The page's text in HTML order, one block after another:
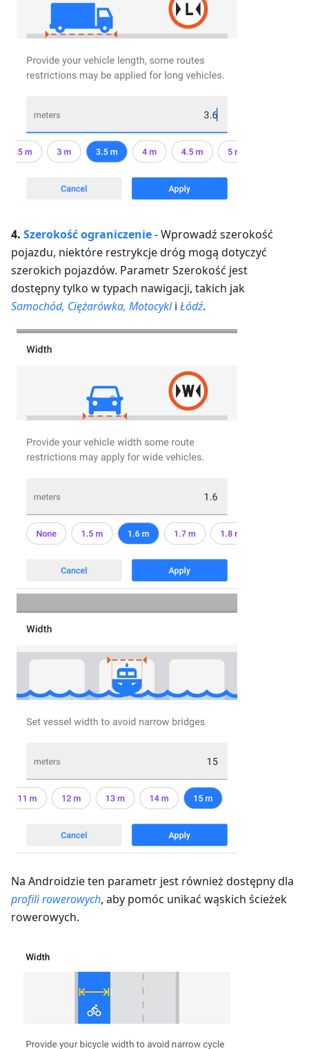
4. Szerokośćograniczenie-Wprowadź szerokość
pojazdu, niektóre restrykcje dróg mogą dotyczyć
szerokich pojazdów. Parametr Szerokość jest
dostępny tylko w typach nawigacji, takich jak
Samochód, Ciężarówka, Motocykli Łódź.
Na Androidzie ten parametr jest również dostępny dla
profili rowerowych, aby pomóc unikać wąskich ścieżek
rowerowych.